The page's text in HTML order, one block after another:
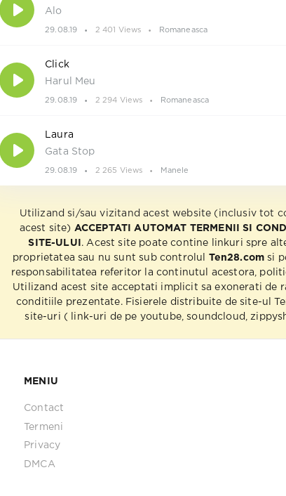
Alo
29.08.19 2 401 Views Romaneasca
Click
Harul Meu
29.08.19 2 294 Views Romaneasca
Laura
Gata Stop
29.08.19 2 265 Views Manele
Utilizand si/sau vizitand acest website (inclusiv tot
acest site) ACCEPTATI AUTOMAT TERMENII SI
SITE-ULUI . Acest site poate contine linkuri spre
proprietatea sau nu sunt sub controlul Ten28.com si
responsabilitatea referitor la continutul acestora,
Utilizand acest site acceptati implicit sa exonerati de
conditiile prezentate. Fisierele distribuite de site-ul
site-uri ( link-uri de pe youtube, soundcloud,
MENIU
Contact
Termeni
Privacy
DMCA